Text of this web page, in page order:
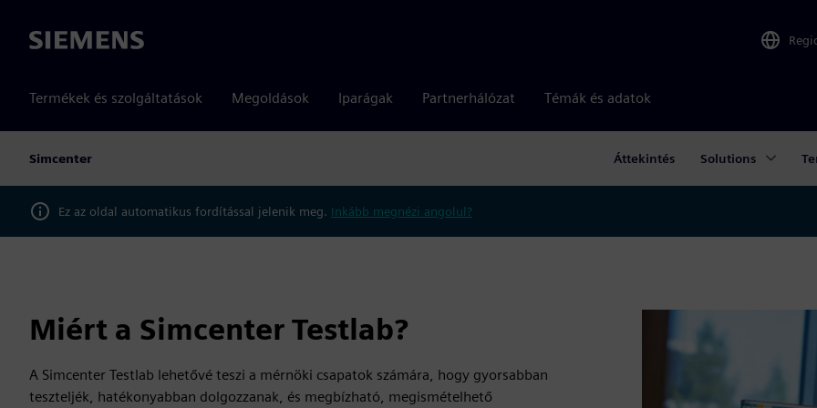
Siemens
Termékek és szolgáltatások Megoldások Iparágak Partnerhálózat Témák és adatok
Simcenter Áttekintés Solutions
Ez az oldal automatikus fordítással jelenik meg. Inkább megnézi angolul?
Miért a Simcenter Testlab?
A Simcenter Testlab lehetővé teszi a mérnöki csapatok számára, hogy gyorsabban
teszteljék, hatékonyabban dolgozzanak, és megbízható, megismételhető